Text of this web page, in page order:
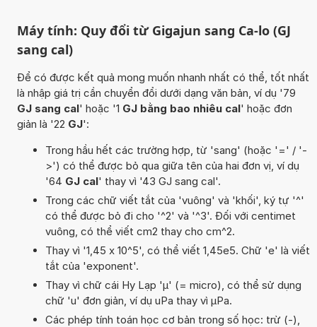
Máy tính: Quy đổi từ Gigajun sang Ca-lo (GJ
sang cal)
Để có được kết quả mong muốn nhanh nhất có thể, tốt nhất
là nhập giá trị cần chuyển đổi dưới dạng văn bản, ví dụ '79
GJ sang cal' hoặc '1 GJ bằng bao nhiêu cal' hoặc đơn
giản là '22 GJ':
Trong hầu hết các trường hợp, từ 'sang' (hoặc '=' / '-
>') có thể được bỏ qua giữa tên của hai đơn vị, ví dụ
'64 GJ cal' thay vì '43 GJ sang cal'.
Trong các chữ viết tắt của 'vuông' và 'khối', ký tự '^'
có thể được bỏ đi cho '^2' và '^3'. Đối với centimet
vuông, có thể viết cm2 thay cho cm^2.
Thay vì '1,45 x 10^5', có thể viết 1,45e5. Chữ 'e' là viết
tắt của 'exponent'.
Thay vì chữ cái Hy Lạp 'µ' (= micro), có thể sử dụng
chữ 'u' đơn giản, ví dụ uPa thay vì µPa.
Các phép tính toán học cơ bản trong số học: trừ (-),